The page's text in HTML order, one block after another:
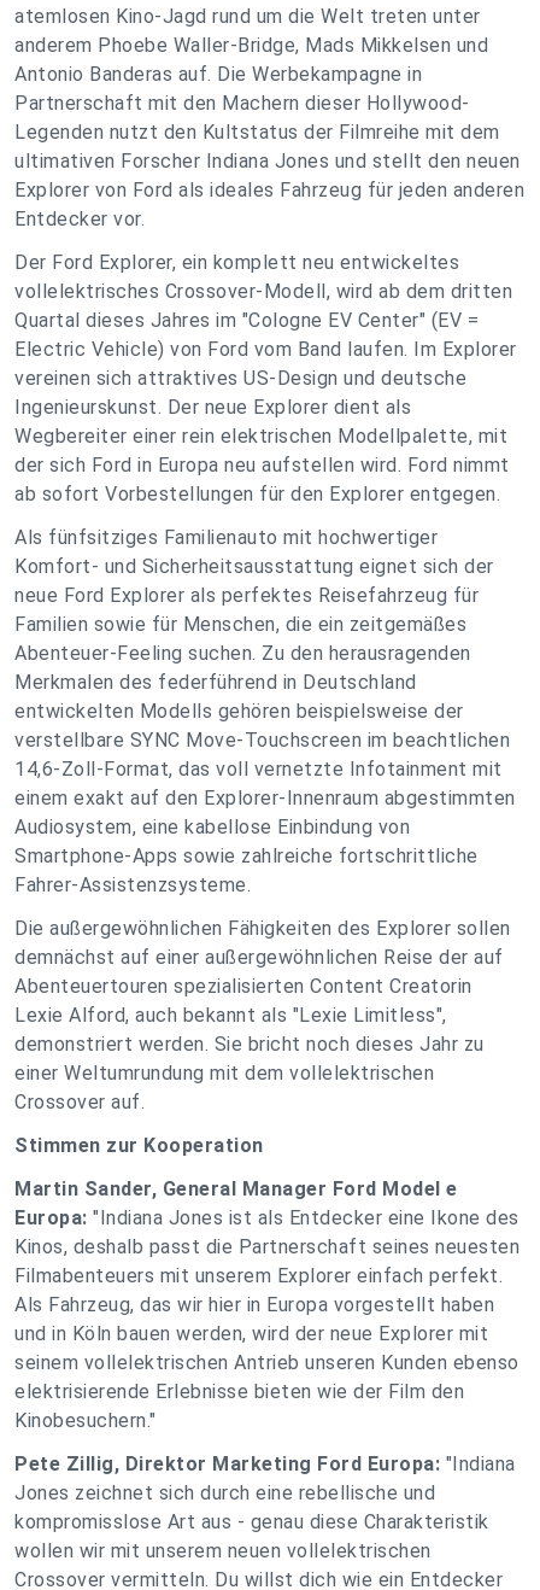
atemlosen Kino-Jagd rund um die Welt treten unter
anderem Phoebe Waller-Bridge, Mads Mikkelsen und
Antonio Banderas auf. Die Werbekampagne in
Partnerschaft mit den Machern dieser Hollywood-
Legenden nutzt den Kultstatus der Filmreihe mit dem
ultimativen Forscher Indiana Jones und stellt den neuen
Explorer von Ford als ideales Fahrzeug für jeden anderen
Entdecker vor.
Der Ford Explorer, ein komplett neu entwickeltes
vollelektrisches Crossover-Modell, wird ab dem dritten
Quartal dieses Jahres im "Cologne EV Center" (EV =
Electric Vehicle) von Ford vom Band laufen. Im Explorer
vereinen sich attraktives US-Design und deutsche
Ingenieurskunst. Der neue Explorer dient als
Wegbereiter einer rein elektrischen Modellpalette, mit
der sich Ford in Europa neu aufstellen wird. Ford nimmt
ab sofort Vorbestellungen für den Explorer entgegen.
Als fünfsitziges Familienauto mit hochwertiger
Komfort- und Sicherheitsausstattung eignet sich der
neue Ford Explorer als perfektes Reisefahrzeug für
Familien sowie für Menschen, die ein zeitgemäßes
Abenteuer-Feeling suchen. Zu den herausragenden
Merkmalen des federführend in Deutschland
entwickelten Modells gehören beispielsweise der
verstellbare SYNC Move-Touchscreen im beachtlichen
14,6-Zoll-Format, das voll vernetzte Infotainment mit
einem exakt auf den Explorer-Innenraum abgestimmten
Audiosystem, eine kabellose Einbindung von
Smartphone-Apps sowie zahlreiche fortschrittliche
Fahrer-Assistenzsysteme.
Die außergewöhnlichen Fähigkeiten des Explorer sollen
demnächst auf einer außergewöhnlichen Reise der auf
Abenteuertouren spezialisierten Content Creatorin
Lexie Alford, auch bekannt als "Lexie Limitless",
demonstriert werden. Sie bricht noch dieses Jahr zu
einer Weltumrundung mit dem vollelektrischen
Crossover auf.
Stimmen zur Kooperation
Martin Sander, General Manager Ford Model e
Europa: "Indiana Jones ist als Entdecker eine Ikone des
Kinos, deshalb passt die Partnerschaft seines neuesten
Filmabenteuers mit unserem Explorer einfach perfekt.
Als Fahrzeug, das wir hier in Europa vorgestellt haben
und in Köln bauen werden, wird der neue Explorer mit
seinem vollelektrischen Antrieb unseren Kunden ebenso
elektrisierende Erlebnisse bieten wie der Film den
Kinobesuchern."
Pete Zillig, Direktor Marketing Ford Europa: "Indiana
Jones zeichnet sich durch eine rebellische und
kompromisslose Art aus - genau diese Charakteristik
wollen wir mit unserem neuen vollelektrischen
Crossover vermitteln. Du willst dich wie ein Entdecker